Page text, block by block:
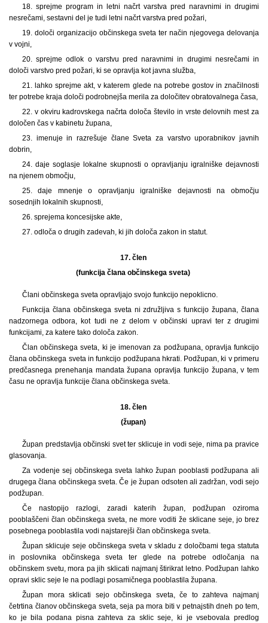
18. sprejme program in letni načrt varstva pred naravnimi in drugimi
nesrečami, sestavni del je tudi letni načrt varstva pred požari,
19. določi organizacijo občinskega sveta ter način njegovega delovanja
v vojni,
20. sprejme odlok o varstvu pred naravnimi in drugimi nesrečami in
določi varstvo pred požari, ki se opravlja kot javna služba,
21. lahko sprejme akt, v katerem glede na potrebe gostov in značilnosti
ter potrebe kraja določi podrobnejša merila za določitev obratovalnega časa,
22. v okviru kadrovskega načrta določa število in vrste delovnih mest za
določen čas v kabinetu župana,
23. imenuje in razrešuje člane Sveta za varstvo uporabnikov javnih
dobrin,
24. daje soglasje lokalne skupnosti o opravljanju igralniške dejavnosti
na njenem območju,
25. daje mnenje o opravljanju igralniške dejavnosti na območju
sosednjih lokalnih skupnosti,
26. sprejema koncesijske akte,
27. odloča o drugih zadevah, ki jih določa zakon in statut.
17. člen
(funkcija člana občinskega sveta)
Člani občinskega sveta opravljajo svojo funkcijo nepoklicno.
Funkcija člana občinskega sveta ni združljiva s funkcijo župana, člana
nadzornega odbora, kot tudi ne z delom v občinski upravi ter z drugimi
funkcijami, za katere tako določa zakon.
Član občinskega sveta, ki je imenovan za podžupana, opravlja funkcijo
člana občinskega sveta in funkcijo podžupana hkrati. Podžupan, ki v primeru
predčasnega prenehanja mandata župana opravlja funkcijo župana, v tem
času ne opravlja funkcije člana občinskega sveta.
18. člen
(župan)
Župan predstavlja občinski svet ter sklicuje in vodi seje, nima pa pravice
glasovanja.
Za vodenje sej občinskega sveta lahko župan pooblasti podžupana ali
drugega člana občinskega sveta. Če je župan odsoten ali zadržan, vodi sejo
podžupan.
Če nastopijo razlogi, zaradi katerih župan, podžupan oziroma
pooblaščeni član občinskega sveta, ne more voditi že sklicane seje, jo brez
posebnega pooblastila vodi najstarejši član občinskega sveta.
Župan sklicuje seje občinskega sveta v skladu z določbami tega statuta
in poslovnika občinskega sveta ter glede na potrebe odločanja na
občinskem svetu, mora pa jih sklicati najmanj štirikrat letno. Podžupan lahko
opravi sklic seje le na podlagi posamičnega pooblastila župana.
Župan mora sklicati sejo občinskega sveta, če to zahteva najmanj
četrtina članov občinskega sveta, seja pa mora biti v petnajstih dneh po tem,
ko je bila podana pisna zahteva za sklic seje, ki je vsebovala predlog